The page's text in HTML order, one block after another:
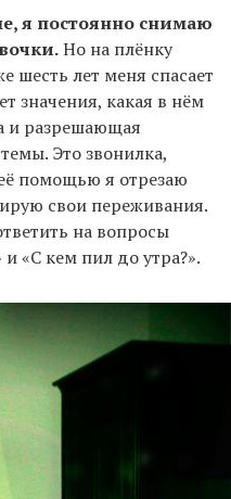
я постоянно снимаю
Но на плёнку
шесть лет меня спасает
значения, какая в нём
и разрешающая
Это звонилка,
помощью я отрезаю
свои переживания.
на вопросы
«С кем пил до утра?».